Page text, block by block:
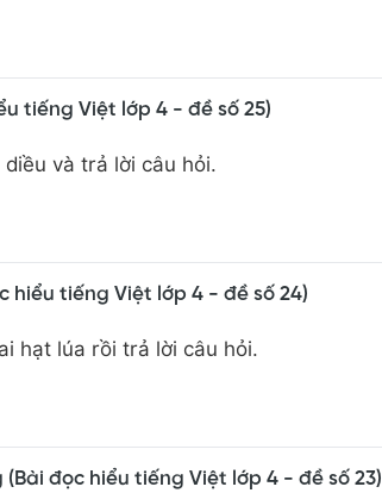
tiếng Việt lớp 4 - đề số 25)
và trả lời câu hỏi.
hiểu tiếng Việt lớp 4 - đề số 24)
hạt lúa rồi trả lời câu hỏi.
đọc hiểu tiếng Việt lớp 4 - đề số 23)